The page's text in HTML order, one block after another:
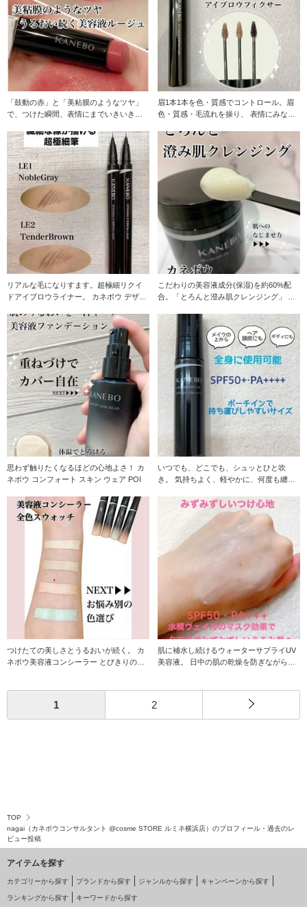
「鼓動の赤」と「美粘膜のようなツヤ」
で、つけた瞬間、表情にまでいきいき感
眉1本1本を色・質感でコントロール。眉
色・質感・毛流れを操り、 表情にみなぎ
リアルな毛になりすます。超極細リクイ
ドアイブロウライナー。 カネボウ デザイ
こだわりの美容液成分(保湿)を約60%配
合。「とろんと澄み肌クレンジング」 カ
思わず触りたくなるほどの心地よさ！ カ
ネボウ コンフォート スキン ウェア POI
いつでも、どこでも、シュッとひと吹
き。 気持ちよく、軽やかに、何度も纏い
つけたての美しさとうるおいが続く。 カ
ネボウ美容液コンシーラー とびきりの肌
肌に補水し続けるウォーターサプライUV
美容液。 日中の肌の乾燥を防ぎながら、
1 2
TOP
nagai（カネボウコンサルタント @cosme STORE ルミネ横浜店）のプロフィール・過去のレ
ビュー投稿
アイテムを探す
カテゴリーから探す ブランドから探す ジャンルから探す キャンペーンから探す
ランキングから探す キーワードから探す